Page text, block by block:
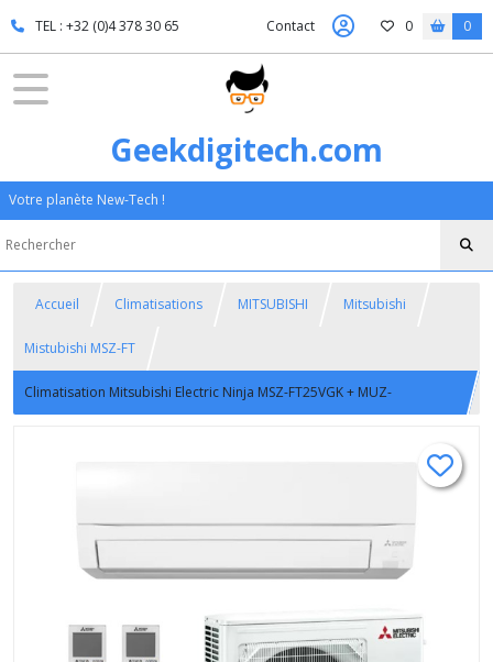
TEL : +32 (0)4 378 30 65 Contact 0 0
Geekdigitech.com
Votre planète New-Tech !
Accueil Climatisations MITSUBISHI Mitsubishi
Mistubishi MSZ-FT
Climatisation Mitsubishi Electric Ninja MSZ-FT25VGK + MUZ-